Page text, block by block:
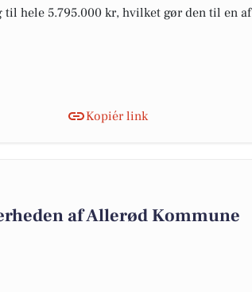
hele 5.795.000 kr, hvilket gør den til en af
Kopiér link
af Allerød Kommune